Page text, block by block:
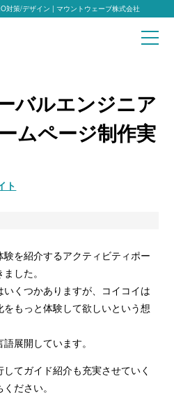
対策/デザイン | マウントウェーブ株式会社
バルエンジニア
ムページ制作実
ト
を紹介するアクティビティポー
した。
くつかありますが、コイコイは
もっと体験して欲しいという想
展開しています。
てガイド紹介も充実させていく
ださい。